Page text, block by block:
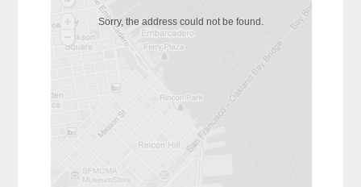
Sorry, the address could not be found.